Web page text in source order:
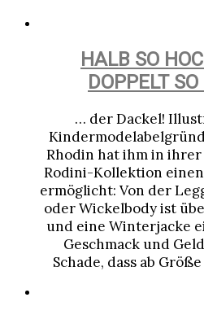
HALB SO
DOPPELT
… der Dackel!
Rhodin hat ihm in
Rodini-Kollektion
ermöglicht: Von der
oder Wickelbody ist
und eine Winterjacke
Geschmack und
Schade, dass ab